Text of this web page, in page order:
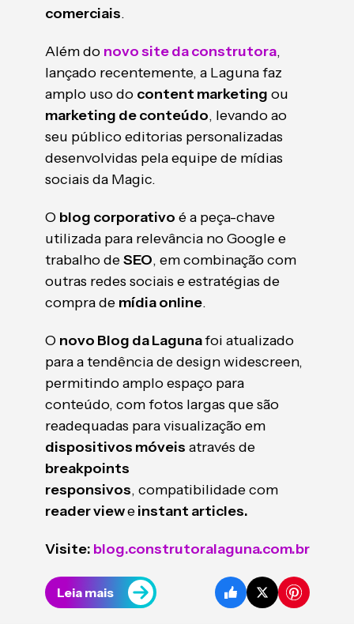
comerciais.
Além do novo site da construtora,
lançado recentemente, a Laguna faz
amplo uso do content marketing ou
marketing de conteúdo, levando ao
seu público editorias personalizadas
desenvolvidas pela equipe de mídias
sociais da Magic.
O blog corporativo é a peça-chave
utilizada para relevância no Google e
trabalho deSEO, em combinação com
outras redes sociais e estratégias de
compra de mídia online.
O novo Blog da Lagunafoi atualizado
para a tendência de design widescreen,
permitindo amplo espaço para
conteúdo, com fotos largas que são
readequadas para visualização em
dispositivos móveis através de
breakpoints
responsivos, compatibilidade com
reader vieweinstant articles.
Visite: blog.construtoralaguna.com.br
Leia mais